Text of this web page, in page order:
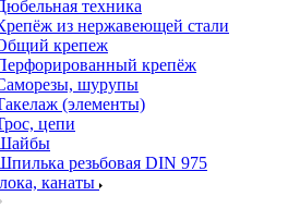
техника
из нержавеющей стали
крепеж
крепёж
шурупы
(элементы)
цепи
резьбовая DIN 975
канаты